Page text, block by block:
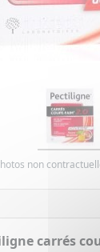
non
carrés